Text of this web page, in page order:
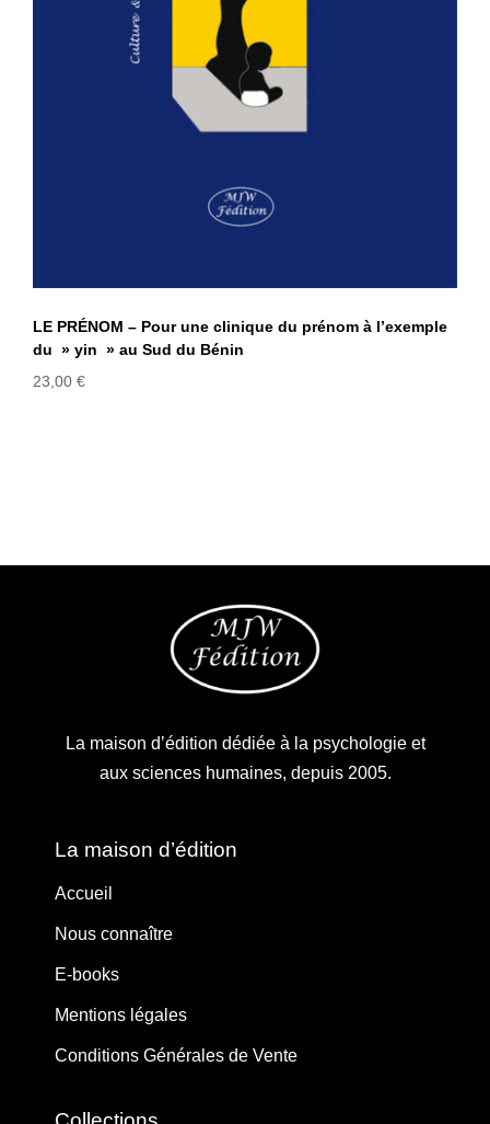
LE PRÉNOM – Pour une clinique du prénom à l’exemple
du » yin » au Sud du Bénin
23,00 €
La maison d’édition dédiée à la psychologie et
aux sciences humaines, depuis 2005.
La maison d’édition
Accueil
Nous connaître
E-books
Mentions légales
Conditions Générales de Vente